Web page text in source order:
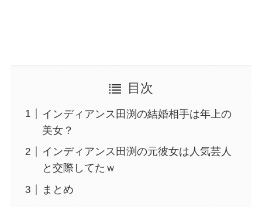
目次
インディアンス田渕の結婚相手は年上の
美女？
インディアンス田渕の元彼女は人気芸人
と交際してたｗ
まとめ